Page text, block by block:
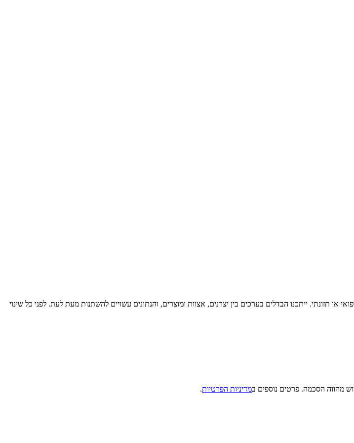
או תזונתי. ייתכנו הבדלים בערכים בין יצרנים, אצוות ומוצרים, והנתונים עשויים להשתנות מעת לעת. לפני כל שינוי
מדיניות הפרטיות.